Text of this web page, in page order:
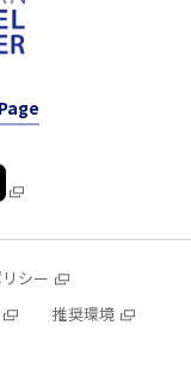
シー
推奨環境